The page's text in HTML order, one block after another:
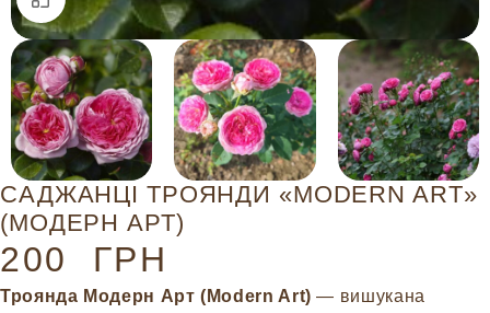
САДЖАНЦІ ТРОЯНДИ «MODERN ART»
(МОДЕРН АРТ)
200 ГРН
Троянда Модерн Арт (Modern Art) — вишукана